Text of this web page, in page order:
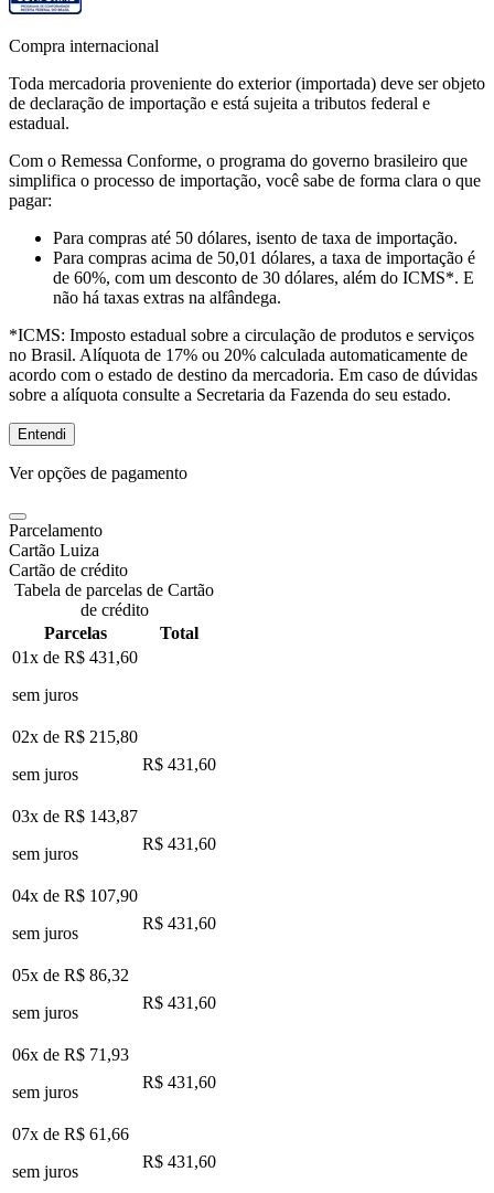
Compra internacional
Toda mercadoria proveniente do exterior (importada) deve ser objeto
de declaração de importação e está sujeita a tributos federal e
estadual.
Com o Remessa Conforme, o programa do governo brasileiro que
simplifica o processo de importação, você sabe de forma clara o que
pagar:
Para compras até 50 dólares, isento de taxa de importação.
Para compras acima de 50,01 dólares, a taxa de importação é
de 60%, com um desconto de 30 dólares, além do ICMS*. E
não há taxas extras na alfândega.
*ICMS: Imposto estadual sobre a circulação de produtos e serviços
no Brasil. Alíquota de 17% ou 20% calculada automaticamente de
acordo com o estado de destino da mercadoria. Em caso de dúvidas
sobre a alíquota consulte a Secretaria da Fazenda do seu estado.
Entendi
Ver opções de pagamento
Parcelamento
Cartão Luiza
Cartão de crédito
Tabela de parcelas de Cartão
de crédito
Parcelas
Total
01x de R$ 431,60
sem juros
02x de R$ 215,80
sem juros
R$ 431,60
03x de R$ 143,87
sem juros
R$ 431,60
04x de R$ 107,90
sem juros
R$ 431,60
05x de R$ 86,32
sem juros
R$ 431,60
06x de R$ 71,93
sem juros
R$ 431,60
07x de R$ 61,66
sem juros
R$ 431,60